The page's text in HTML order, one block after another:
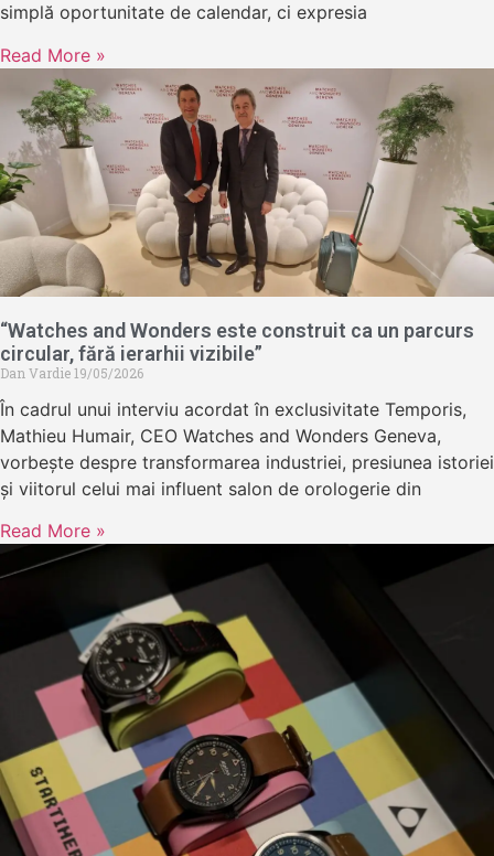
simplă oportunitate de calendar, ci expresia
Read More »
“Watches and Wonders este construit ca un parcurs
circular, fără ierarhii vizibile”
Dan Vardie19/05/2026
În cadrul unui interviu acordat în exclusivitate Temporis,
Mathieu Humair, CEO Watches and Wonders Geneva,
vorbește despre transformarea industriei, presiunea istoriei
și viitorul celui mai influent salon de orologerie din
Read More »